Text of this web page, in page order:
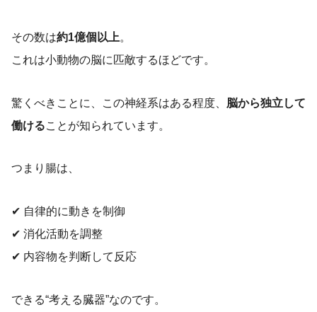
その数は約1億個以上。
これは小動物の脳に匹敵するほどです。
驚くべきことに、この神経系はある程度、 脳から独立して
働けることが知られています。
つまり腸は、
✔ 自律的に動きを制御
✔ 消化活動を調整
✔ 内容物を判断して反応
できる“考える臓器”なのです。